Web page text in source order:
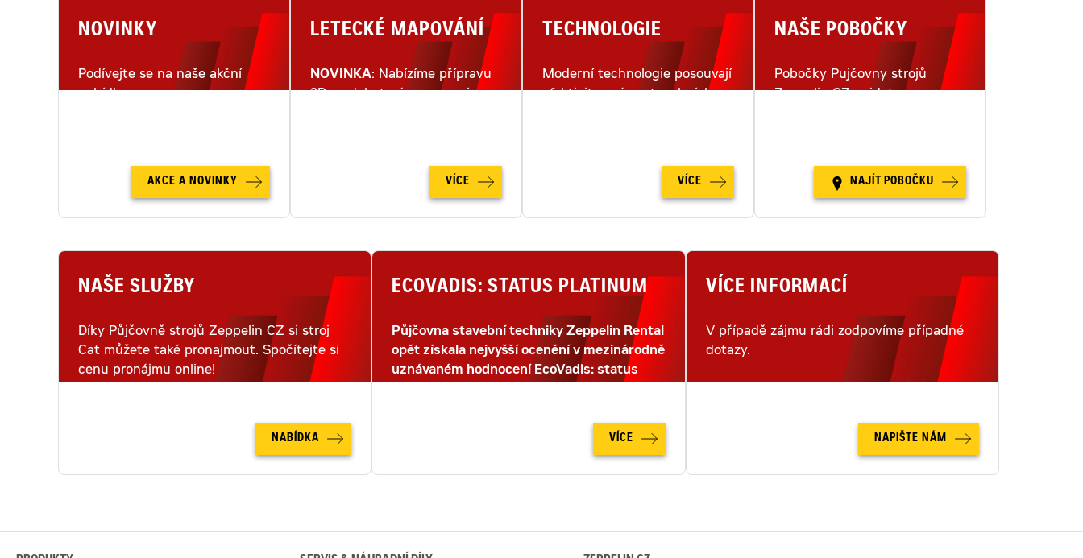
NOVINKY
Podívejte se na naše akční
nabídky.
AKCE A NOVINKY
LETECKÉ MAPOVÁNÍ
NOVINKA: Nabízíme přípravu
3D modelu terénu pomocí
VÍCE
TECHNOLOGIE
Moderní technologie posouvají
efektivitu práce stavebních
VÍCE
NAŠE POBOČKY
Pobočky Pujčovny strojů
Zeppelin CZ najdete na
NAJÍT POBOČKU
NAŠE SLUŽBY
Díky Půjčovně strojů Zeppelin CZ si stroj
Cat můžete také pronajmout. Spočítejte si
cenu pronájmu online!
NABÍDKA
ECOVADIS: STATUS PLATINUM
Půjčovna stavební techniky Zeppelin Rental
opět získala nejvyšší ocenění v mezinárodně
uznávaném hodnocení EcoVadis: status
VÍCE
VÍCE INFORMACÍ
V případě zájmu rádi zodpovíme případné
dotazy.
NAPIŠTE NÁM